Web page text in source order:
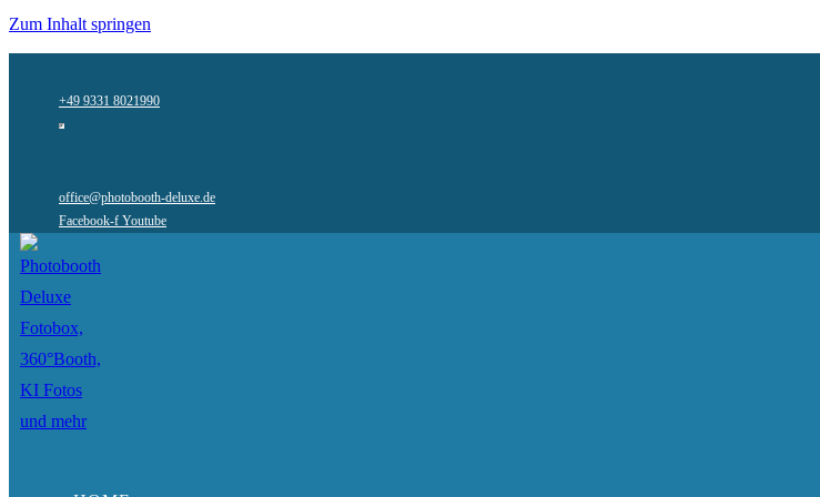
Zum Inhalt springen
+49 9331 8021990
office@photobooth-deluxe.de
Facebook-f Youtube